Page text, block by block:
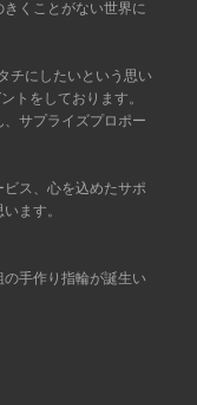
くことがない世界に
チにしたいという思い
トをしております。
サプライズプロポー
ス、心を込めたサポ
ます。
手作り指輪が誕生い